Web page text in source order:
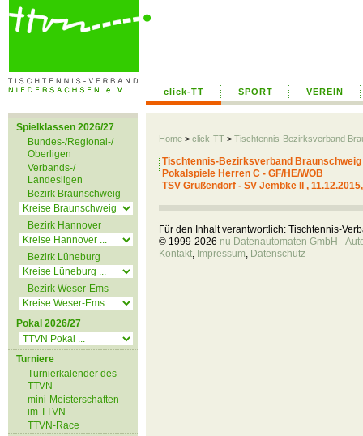
click-TT SPORT VEREIN
Home > click-TT > Tischtennis-Bezirksverband
Spielklassen 2026/27
Bundes-/Regional-/
Oberligen
Verbands-/
Landesligen
Bezirk Braunschweig
Bezirk Hannover
Bezirk Lüneburg
Bezirk Weser-Ems
Pokal 2026/27
Turniere
Turnierkalender des
TTVN
mini-Meisterschaften
im TTVN
TTVN-Race
Tischtennis-Bezirksverband Braunschweig
Pokalspiele Herren C - GF/HE/WOB
TSV Grußendorf - SV Jembke II ,
Für den Inhalt verantwortlich: Tischtennis-
© 1999-2026 nu Datenautomaten GmbH -
Kontakt, Impressum, Datenschutz